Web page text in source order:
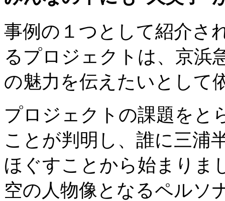
事例の１つとして紹介さ
るプロジェクトは、京浜
の魅力を伝えたいとして
プロジェクトの課題をと
ことが判明し、誰に三浦
ほぐすことから始まりま
空の人物像となるペルソ